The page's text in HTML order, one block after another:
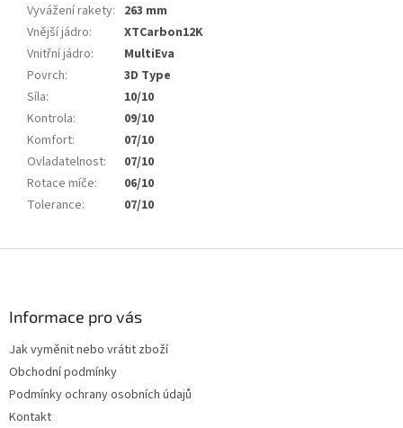
Vyvážení rakety: 263 mm
Vnější jádro:
XTCarbon12K
Vnitřní jádro:
MultiEva
Povrch:
3D Type
Síla:
10/10
Kontrola:
09/10
Komfort:
07/10
Ovladatelnost:
07/10
Rotace míče:
06/10
Tolerance: 07/10
Informace pro vás
Jak vyměnit nebo vrátit zboží
Obchodní podmínky
Podmínky ochrany osobních údajů
Kontakt